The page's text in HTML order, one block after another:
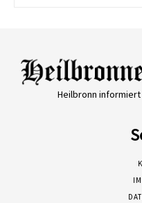
Heilbronn